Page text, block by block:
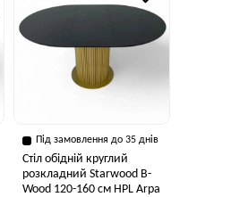
Під замовлення до 35 днів
Стіл обідній круглий
розкладний Starwood B-
Wood 120-160 см HPL Arpa